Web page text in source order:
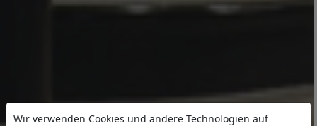
Wir verwenden Cookies und andere Technologien auf